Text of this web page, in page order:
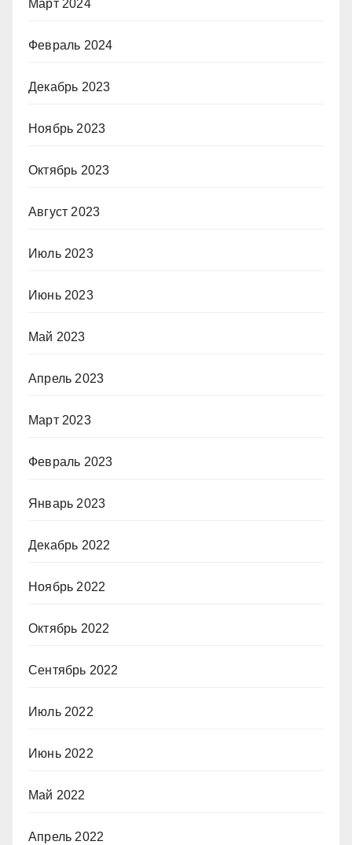
Март 2024
Февраль 2024
Декабрь 2023
Ноябрь 2023
Октябрь 2023
Август 2023
Июль 2023
Июнь 2023
Май 2023
Апрель 2023
Март 2023
Февраль 2023
Январь 2023
Декабрь 2022
Ноябрь 2022
Октябрь 2022
Сентябрь 2022
Июль 2022
Июнь 2022
Май 2022
Апрель 2022